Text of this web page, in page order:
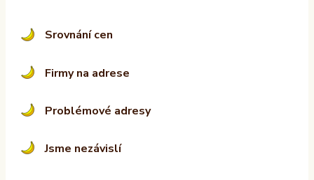
Srovnání cen
Firmy na adrese
Problémové adresy
Jsme nezávislí